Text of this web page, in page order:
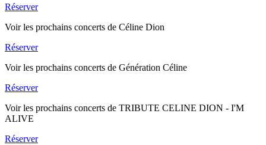
Réserver
Voir les prochains concerts de Céline Dion
Réserver
Voir les prochains concerts de Génération Céline
Réserver
Voir les prochains concerts de TRIBUTE CELINE DION - I'M
ALIVE
Réserver